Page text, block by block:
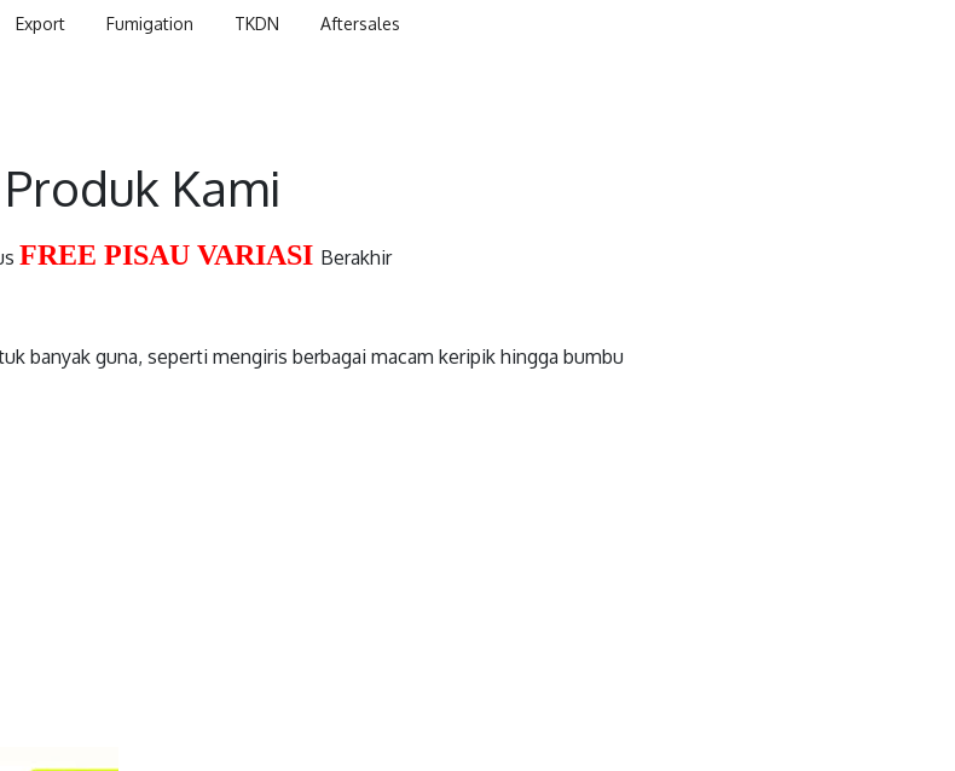
Export Fumigation TKDN Aftersales
Produk Kami
FREE PISAU VARIASI Berakhir
banyak guna, seperti mengiris berbagai macam keripik hingga bumbu